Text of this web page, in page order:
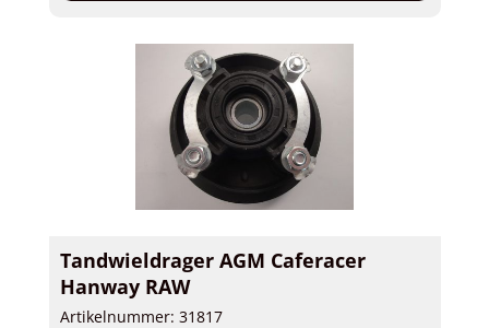
Tandwieldrager AGM Caferacer
Hanway RAW
Artikelnummer: 31817